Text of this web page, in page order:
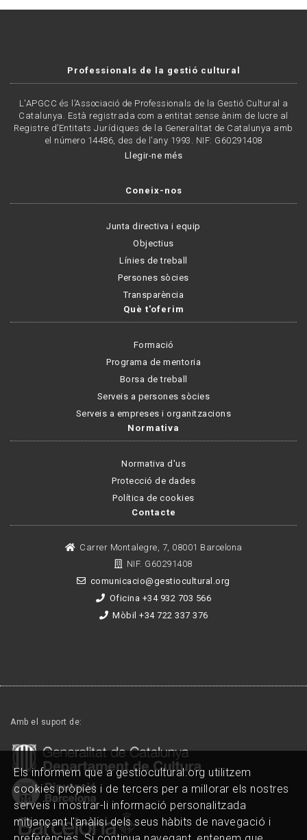
Professionals de la gestió cultural
L'APGCC és l’Associació de Professionals de la Gestió Cultural a
Catalunya. Està registrada com a entitat sense ànim de lucre al
Registre d’Entitats Jurídiques de la Generalitat de Catalunya amb
el número 14486, des de l’any 1993. NIF: G60291408
Llegir-ne més
Coneix-nos
Junta directiva i equip
Objectius
Línies de treball
Persones sòcies
Transparència
Què t'oferim
Formació
Programa de mentoria
Borsa de treball
Serveis a persones sòcies
Serveis a empreses i organitzacions
Normativa
Normativa d'us
Protecció de dades
Política de cookies
Contacte
Carrer Montalegre, 7, 08001 Barcelona
NIF. G60291408
comunicacio@gestiocultural.org
Oficina +34 932 703 566
Mòbil +34 722 337 376
Amb el suport de:
Els informem que a gestiocultural.org utilitzem
cookies pròpies i de tercers per a millorar els nostres
serveis i mostrar-li informació personalitzada
mitjançant l'anàlisi dels seus hàbits de navegació i